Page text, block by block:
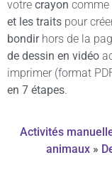
votre crayon comme
et les traits pour
bondirhors de la
de dessin en vidéo
imprimer (format
en 7 étapes.
Activités
animaux»